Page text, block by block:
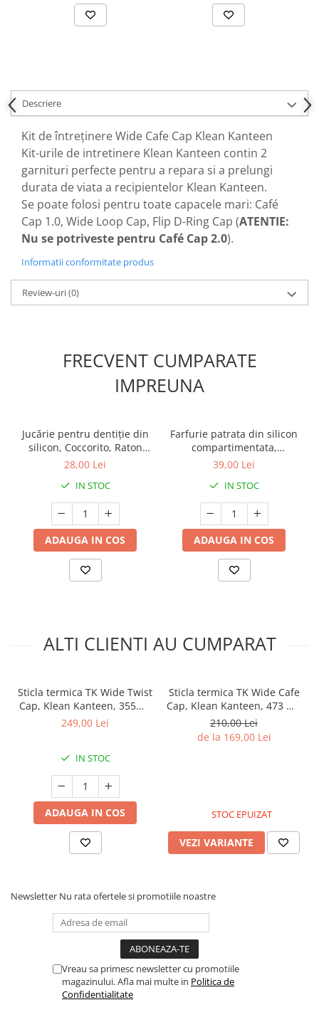
Descriere
Kit de întreţinere Wide Cafe Cap Klean Kanteen
Kit-urile de intretinere Klean Kanteen contin 2
garnituri perfecte pentru a repara si a prelungi
durata de viata a recipientelor Klean Kanteen.
Se poate folosi pentru toate capacele mari: Café
Cap 1.0, Wide Loop Cap, Flip D-Ring Cap (ATENTIE:
Nu se potriveste pentru Café Cap 2.0).
Informatii conformitate produs
Review-uri(0)
FRECVENT CUMPARATE
IMPREUNA
Jucărie pentru dentiție din
silicon, Coccorito, Raton
Maro
28,00 Lei
IN STOC
ADAUGA IN COS
Farfurie patrata din silicon
compartimentata,
Coccorito, Red
39,00 Lei
IN STOC
ADAUGA IN COS
ALTI CLIENTI AU CUMPARAT
Sticla termica TK Wide Twist
Cap, Klean Kanteen, 355ml,
Heart Stripe
249,00 Lei
IN STOC
ADAUGA IN COS
Sticla termica TK Wide Cafe
Cap, Klean Kanteen, 473 ml,
Black
210,00 Lei
de la 169,00 Lei
STOC EPUIZAT
VEZI VARIANTE
Newsletter Nu rata ofertele si promotiile noastre
Vreau sa primesc newsletter cu promotiile
magazinului. Afla mai multe in Politica de
Confidentialitate